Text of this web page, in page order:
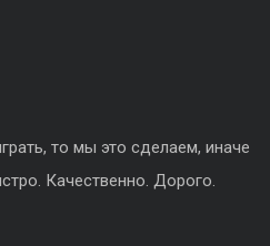
то мы это сделаем, иначе
Качественно. Дорого.